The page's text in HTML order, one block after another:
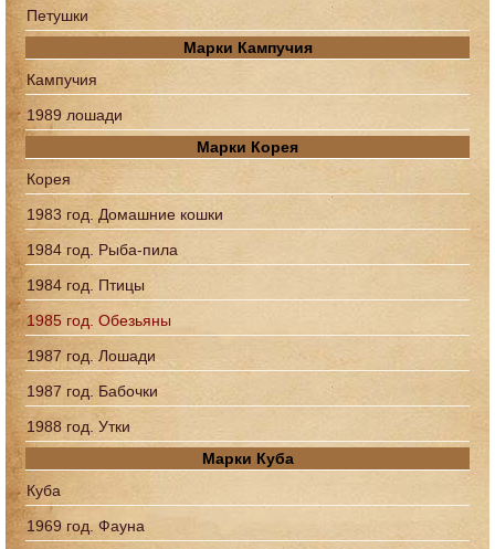
Петушки
Марки Кампучия
Кампучия
1989 лошади
Марки Корея
Корея
1983 год. Домашние кошки
1984 год. Рыба-пила
1984 год. Птицы
1985 год. Обезьяны
1987 год. Лошади
1987 год. Бабочки
1988 год. Утки
Марки Куба
Куба
1969 год. Фауна